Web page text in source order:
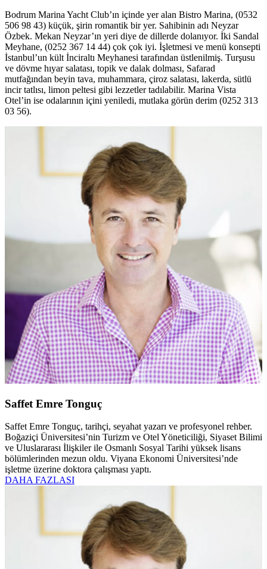
Bodrum Marina Yacht Club’ın içinde yer alan Bistro Marina, (0532
506 98 43) küçük, şirin romantik bir yer. Sahibinin adı Neyzar
Özbek. Mekan Neyzar’ın yeri diye de dillerde dolanıyor. İki Sandal
Meyhane, (0252 367 14 44) çok çok iyi. İşletmesi ve menü konsepti
İstanbul’un kült İnciraltı Meyhanesi tarafından üstlenilmiş. Turşusu
ve dövme hıyar salatası, topik ve dalak dolması, Safarad
mutfağından beyin tava, muhammara, çiroz salatası, lakerda, sütlü
incir tatlısı, limon peltesi gibi lezzetler tadılabilir. Marina Vista
Otel’in ise odalarının içini yeniledi, mutlaka görün derim (0252 313
03 56).
Saffet Emre Tonguç
Saffet Emre Tonguç, tarihçi, seyahat yazarı ve profesyonel rehber.
Boğaziçi Üniversitesi’nin Turizm ve Otel Yöneticiliği, Siyaset Bilimi
ve Uluslararası İlişkiler ile Osmanlı Sosyal Tarihi yüksek lisans
bölümlerinden mezun oldu. Viyana Ekonomi Üniversitesi’nde
işletme üzerine doktora çalışması yaptı.
DAHA FAZLASI